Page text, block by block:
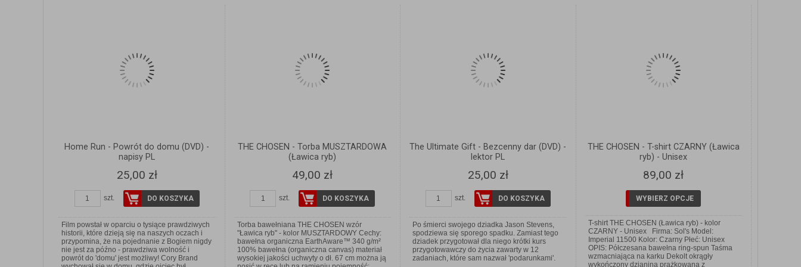
Home Run - Powrót do domu (DVD) -
napisy PL
25,00 zł
szt. DO KOSZYKA
Film powstał w oparciu o tysiące prawdziwych
historii, które dzieją się na naszych oczach i
przypomina, że na pojednanie z Bogiem nigdy
nie jest za późno - prawdziwa wolność i
powrót do 'domu' jest możliwy! Cory Brand
THE CHOSEN - Torba MUSZTARDOWA
(Ławica ryb)
49,00 zł
szt. DO KOSZYKA
Torba bawełniana THE CHOSEN wzór
"Ławica ryb" - kolor MUSZTARDOWY Cechy:
bawełna organiczna EarthAware™ 340 g/m²
100% bawełna (organiczna canvas) materiał
wysokiej jakości uchwyty o dł. 67 cm można ją
The Ultimate Gift - Bezcenny dar (DVD) -
lektor PL
25,00 zł
szt. DO KOSZYKA
Po śmierci swojego dziadka Jason Stevens,
spodziewa się sporego spadku. Zamiast tego
dziadek przygotował dla niego krótki kurs
przygotowawczy do życia zawarty w 12
zadaniach, które sam nazwał 'podarunkami'.
THE CHOSEN - T-shirt CZARNY (Ławica
ryb) - Unisex
89,00 zł
WYBIERZ OPCJE
T-shirt THE CHOSEN (Ławica ryb) - kolor
CZARNY - Unisex Firma: Sol's Model:
Imperial 11500 Kolor: Czarny Płeć: Unisex
OPIS: Półczesana bawełna ring-spun Taśma
wzmacniająca na karku Dekolt okrągły
wykończony dzianiną prążkowaną z